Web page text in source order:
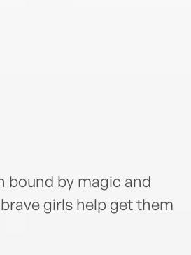
bound by magic and
girls help get them